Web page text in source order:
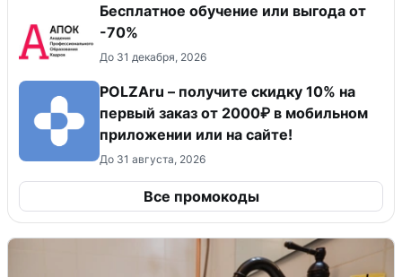
Бесплатное обучение или выгода от
-70%
До 31 декабря, 2026
POLZAru – получите скидку 10% на
первый заказ от 2000₽ в мобильном
приложении или на сайте!
До 31 августа, 2026
Все промокоды